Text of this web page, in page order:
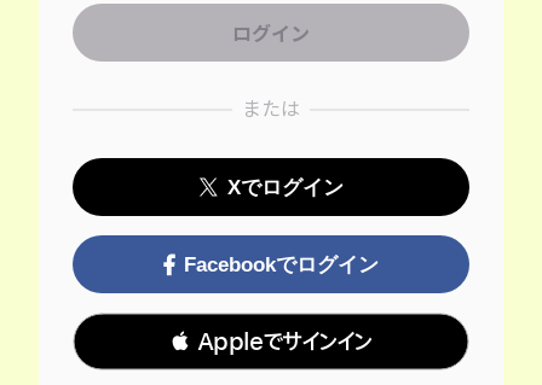
または
Xでログイン
Facebookでログイン
 Appleでサインイン